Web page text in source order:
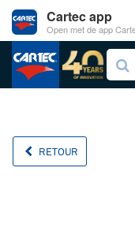
RETOUR
Cartec app
Open met de app